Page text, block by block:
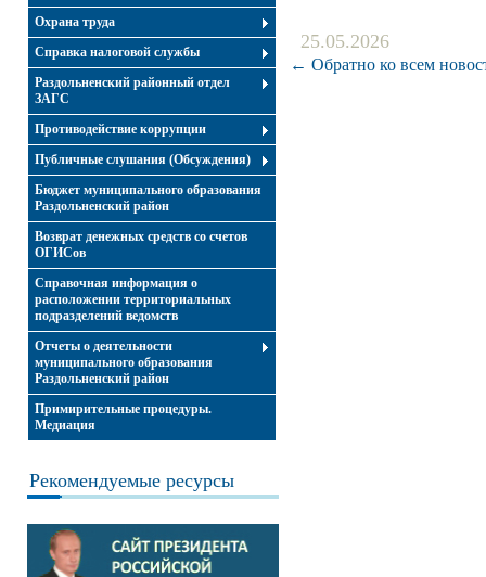
Охрана труда
Справка налоговой службы
Раздольненский районный отдел
ЗАГС
Противодействие коррупции
Публичные слушания (Обсуждения)
Бюджет муниципального образования
Раздольненский район
Возврат денежных средств со счетов
ОГИСов
Справочная информация о
расположении территориальных
подразделений ведомств
Отчеты о деятельности
муниципального образования
Раздольненский район
Примирительные процедуры.
Медиация
Рекомендуемые ресурсы
25.05.2026
← Обратно ко всем